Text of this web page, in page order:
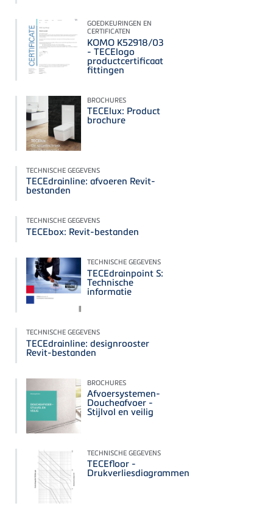
GOEDKEURINGEN EN
CERTIFICATEN
KOMO K52918/03
- TECElogo
productcertificaat
fittingen
BROCHURES
TECElux: Product
brochure
TECHNISCHE GEGEVENS
TECEdrainline: afvoeren Revit-
bestanden
TECHNISCHE GEGEVENS
TECEbox: Revit-bestanden
TECHNISCHE GEGEVENS
TECEdrainpoint S:
Technische
informatie
TECHNISCHE GEGEVENS
TECEdrainline: designrooster
Revit-bestanden
BROCHURES
Afvoersystemen-
Doucheafvoer -
Stijlvol en veilig
TECHNISCHE GEGEVENS
TECEfloor -
Drukverliesdiagrammen